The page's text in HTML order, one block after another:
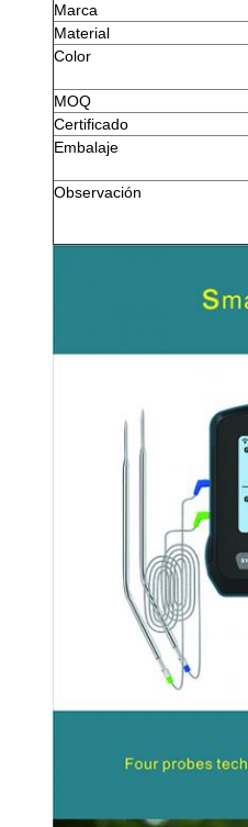
Marca
Material
Color
MOQ
Certificado
Embalaje
Observación